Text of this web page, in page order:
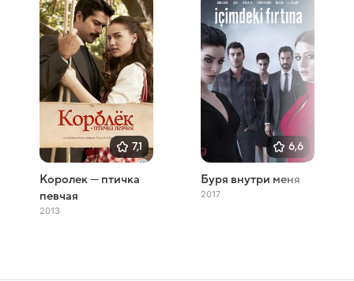
7,1
Королек — птичка
певчая
2013
6,6
Буря внутри меня
2017